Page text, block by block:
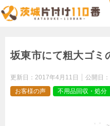
坂東市にて粗大ゴ
更新日： 2017年4月11日 公開日：
お客様の声
不用品回収・処分